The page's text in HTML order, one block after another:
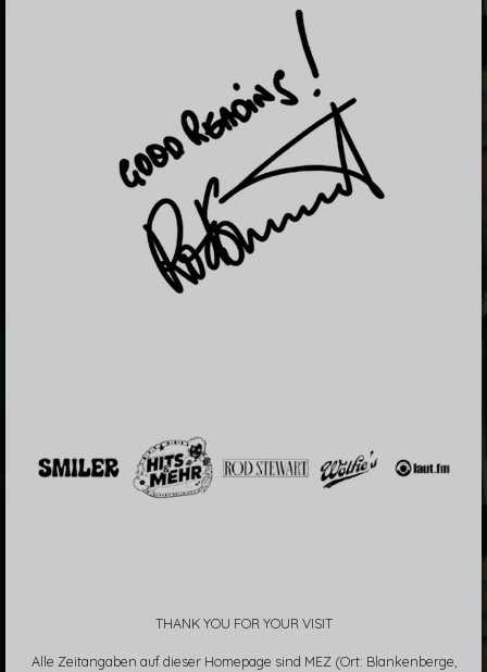
THANK YOU FOR YOUR VISIT
Alle Zeitangaben auf dieser Homepage sind MEZ (Ort: Blankenberge,